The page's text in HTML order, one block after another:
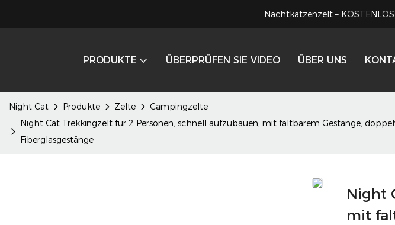
Nachtkatzenzelt –
PRODUKTE ÜBERPRÜFEN SIE VIDEO ÜBER UNS
Night Cat Produkte Zelte
Campingzelte
Night Cat Trekkingzelt für 2 Personen, schnell aufzubauen, mit faltbarem Gestänge,
Fiberglasgestänge
Night
mit